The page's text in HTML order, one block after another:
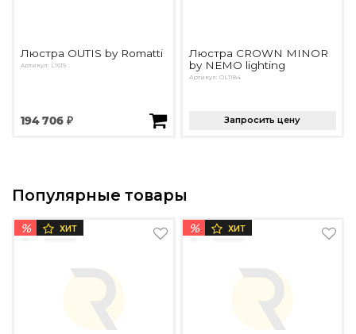
Люстра OUTIS by Romatti
Артикул: L1619
194 706 ₽
Люстра CROWN MINOR
by NEMO lighting
Артикул: OL1184
Запросить цену
Популярные товары
% ХИТ % ХИТ